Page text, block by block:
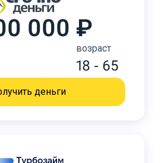
000 ₽
возраст
18 - 65
деньги